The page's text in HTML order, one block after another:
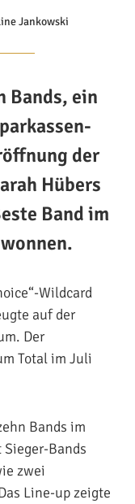
Jankowski
Bands, ein
der
Hübers
Band im
Wildcard
auf der
Der
Total im Juli
Bands im
Bands
zwei
Line-up zeigte